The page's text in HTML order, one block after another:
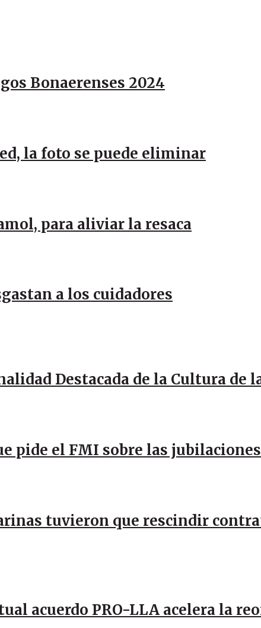
Bonaerenses 2024
la foto se puede eliminar
para aliviar la resaca
a los cuidadores
Destacada de la Cultura de
pide el FMI sobre las jubilaciones
tuvieron que rescindir
acuerdo PRO-LLA acelera la